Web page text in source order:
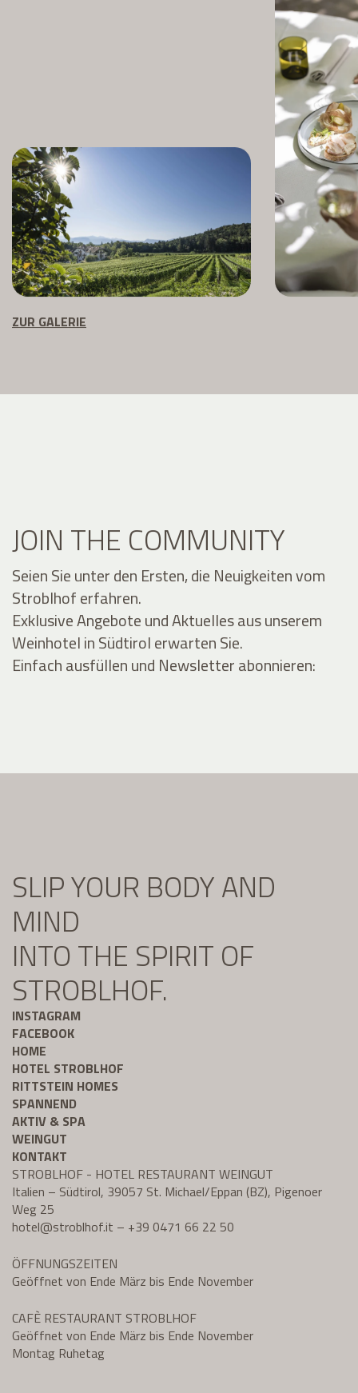
ZUR GALERIE
JOIN THE COMMUNITY
Seien Sie unter den Ersten, die Neuigkeiten vom
Stroblhof erfahren.
Exklusive Angebote und Aktuelles aus unserem
Weinhotel in Südtirol erwarten Sie.
Einfach ausfüllen und Newsletter abonnieren:
SLIP YOUR BODY AND
MIND
INTO THE SPIRIT OF
STROBLHOF.
INSTAGRAM
FACEBOOK
HOME
HOTEL STROBLHOF
RITTSTEIN HOMES
SPANNEND
AKTIV & SPA
WEINGUT
KONTAKT
STROBLHOF - HOTEL RESTAURANT WEINGUT
Italien – Südtirol, 39057 St. Michael/Eppan (BZ), Pigenoer
Weg 25
hotel@stroblhof.it – +39 0471 66 22 50
ÖFFNUNGSZEITEN
Geöffnet von Ende März bis Ende November
CAFÈ RESTAURANT STROBLHOF
Geöffnet von Ende März bis Ende November
Montag Ruhetag